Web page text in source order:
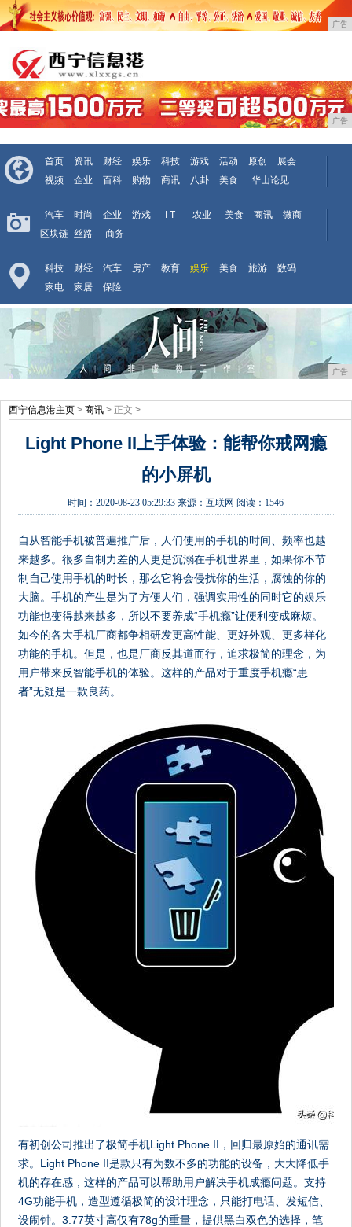
广告
广告
首页 资讯 财经 娱乐 科技 游戏 活动 原创
展会
视频
企业 百科 购物 商讯 八卦 美食 华山论见
汽车 时尚 企业 游戏 I T 农业 美食 商讯
微商
区块链 丝路 商务
科技 财经 汽车 房产 教育 娱乐 美食 旅游
数码
家电
家居 保险
广告
西宁信息港主页 > 商讯 > 正文 >
Light Phone II上手体验：能帮你戒网瘾
的小屏机
时间：2020-08-23 05:29:33 来源：互联网 阅读：1546
自从智能手机被普遍推广后，人们使用的手机的时间、频率也越
来越多。很多自制力差的人更是沉溺在手机世界里，如果你不节
制自己使用手机的时长，那么它将会侵扰你的生活，腐蚀的你的
大脑。手机的产生是为了方便人们，强调实用性的同时它的娱乐
功能也变得越来越多，所以不要养成“手机瘾”让便利变成麻烦。
如今的各大手机厂商都争相研发更高性能、更好外观、更多样化
功能的手机。但是，也是厂商反其道而行，追求极简的理念，为
用户带来反智能手机的体验。这样的产品对于重度手机瘾“患
者”无疑是一款良药。
有初创公司推出了极简手机Light Phone II，回归最原始的通讯需
求。Light Phone II是款只有为数不多的功能的设备，大大降低手
机的存在感，这样的产品可以帮助用户解决手机成瘾问题。支持
4G功能手机，造型遵循极简的设计理念，只能打电话、发短信、
设闹钟。3.77英寸高仅有78g的重量，提供黑白双色的选择，笔